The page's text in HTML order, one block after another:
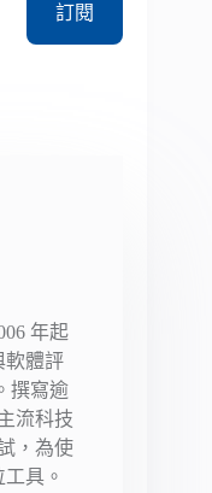
訂閱
年起
軟體評
撰寫逾
流科技
，為使
具。